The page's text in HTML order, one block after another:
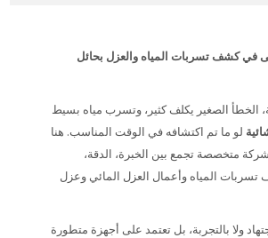
في كشف تسربات المياه والعزل بحائل
الخطأ الصغير يكلف كثير، وتسرب مياه بسيط
لو ما تم اكتشافه في الوقت المناسب. هنا
متخصصة تجمع بين الخبرة، الدقة،
تسربات المياه وأعمال العزل المائي وعزل
ولا بالتجربة، بل تعتمد على أجهزة متطورة